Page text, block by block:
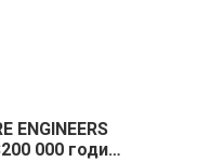
ENGINEERS
000 годи…